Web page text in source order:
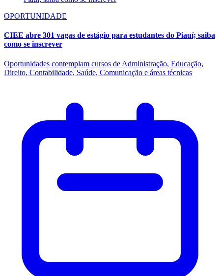
OPORTUNIDADE
CIEE abre 301 vagas de estágio para estudantes do Piauí; saiba
como se inscrever
Oportunidades contemplam cursos de Administração, Educação,
Direito, Contabilidade, Saúde, Comunicação e áreas técnicas